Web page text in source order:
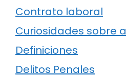
Contrato laboral
Curiosidades sobre
Definiciones
Delitos Penales